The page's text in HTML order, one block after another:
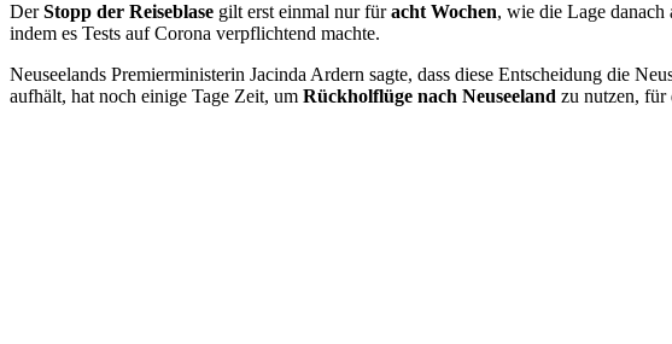
DerStopp der Reiseblase gilt erst einmal nur füracht Wochen, wie die Lage danach
indem es Tests auf Corona verpflichtend machte.
Neuseelands Premierministerin Jacinda Ardern sagte, dass diese Entscheidung die
aufhält, hat noch einige Tage Zeit, um Rückholflüge nach Neuseeland zu nutzen, für